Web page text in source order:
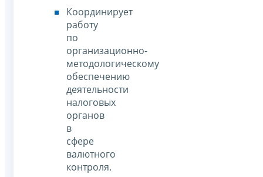
Координирует
работу
по
организационно-
методологическому
обеспечению
деятельности
налоговых
органов
в
сфере
валютного
контроля.